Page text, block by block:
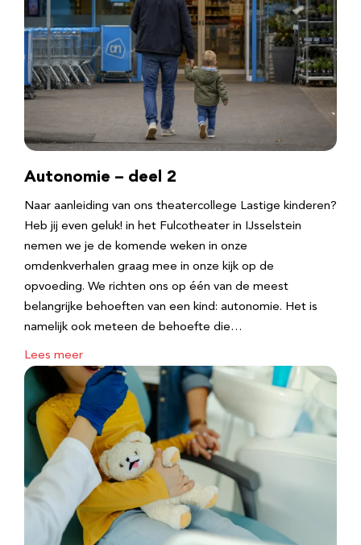
Autonomie – deel 2
Naar aanleiding van ons theatercollege Lastige kinderen?
Heb jij even geluk! in het Fulcotheater in IJsselstein
nemen we je de komende weken in onze
omdenkverhalen graag mee in onze kijk op de
opvoeding. We richten ons op één van de meest
belangrijke behoeften van een kind: autonomie. Het is
namelijk ook meteen de behoefte die…
Lees meer